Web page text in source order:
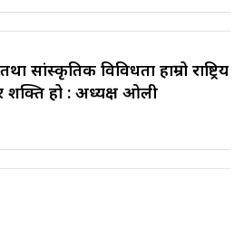
सांस्कृतिक विविधता हाम्रो राष्ट्रिय
र शक्ति हो : अध्यक्ष ओली